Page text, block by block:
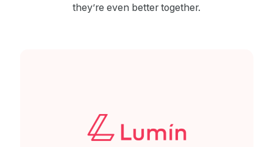
they’re even better together.